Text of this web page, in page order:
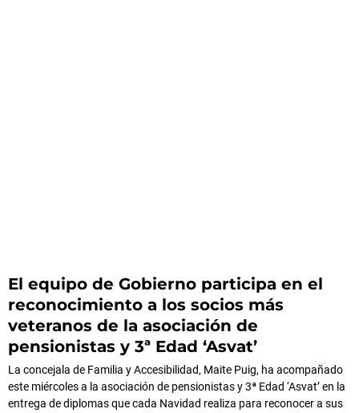
El equipo de Gobierno participa en el
reconocimiento a los socios más
veteranos de la asociación de
pensionistas y 3ª Edad ‘Asvat’
La concejala de Familia y Accesibilidad, Maite Puig, ha acompañado
este miércoles a la asociación de pensionistas y 3ª Edad ‘Asvat’ en la
entrega de diplomas que cada Navidad realiza para reconocer a sus